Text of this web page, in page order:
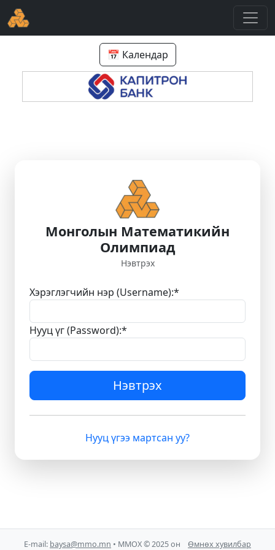
📅 Календар
Монголын Математикийн
Олимпиад
Нэвтрэх
Хэрэглэгчийн нэр (Username):*
Нууц үг (Password):*
Нэвтрэх
Нууц үгээ мартсан уу?
E-mail: baysa@mmo.mn • ММОХ © 2025 он Өмнөх хувилбар